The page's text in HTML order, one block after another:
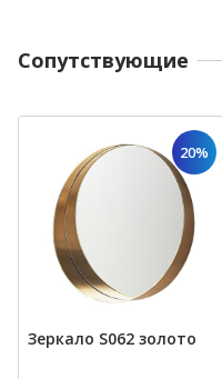
Cопутствующие
20%
Зеркало S062 золото